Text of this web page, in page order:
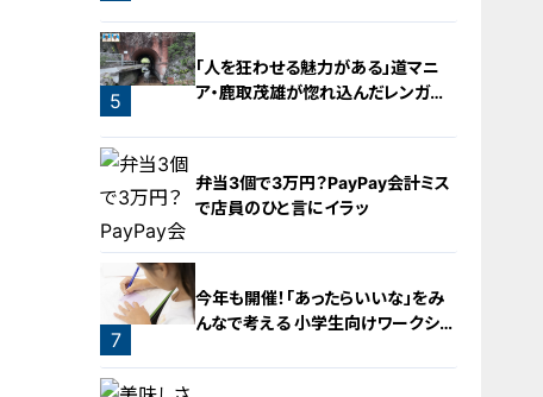
3
5
「人を狂わせる魅力がある」道マニ
ア・鹿取茂雄が惚れ込んだレンガの
6
弁当3個で3万円？PayPay会計ミス
で店員のひと言にイラッ
7
今年も開催！「あったらいいな」をみ
んなで考える 小学生向けワークショ